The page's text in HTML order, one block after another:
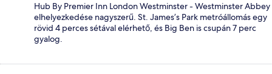
Hub By Premier Inn London Westminster - Westminster Abbey
elhelyezkedése nagyszerű. St. James’s Park metróállomás egy
rövid 4 perces sétával elérhető, és Big Ben is csupán 7 perc
gyalog.